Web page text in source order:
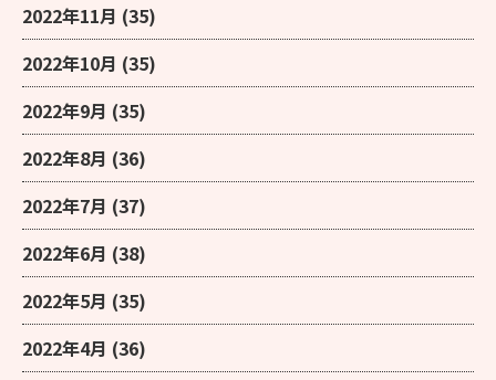
2022年11月 (35)
2022年10月 (35)
2022年9月 (35)
2022年8月 (36)
2022年7月 (37)
2022年6月 (38)
2022年5月 (35)
2022年4月 (36)